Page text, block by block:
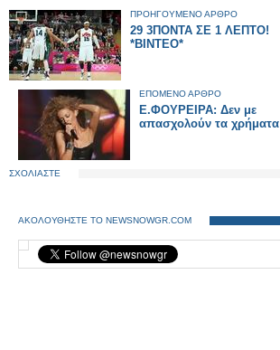
ΠΡΟΗΓΟΥΜΕΝΟ ΑΡΘΡΟ
29 3ΠΟΝΤΑ ΣΕ 1 ΛΕΠΤΟ!
*ΒΙΝΤΕΟ*
ΕΠΟΜΕΝΟ ΑΡΘΡΟ
Ε.ΦΟΥΡΕΙΡΑ: Δεν με
απασχολούν τα χρήματα
ΣΧΟΛΙΑΣΤΕ
ΑΚΟΛΟΥΘΗΣΤΕ ΤΟ NEWSNOWGR.COM